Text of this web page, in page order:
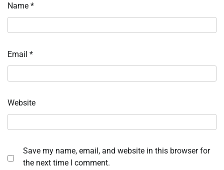
Name *
Email *
Website
Save my name, email, and website in this browser for
the next time I comment.